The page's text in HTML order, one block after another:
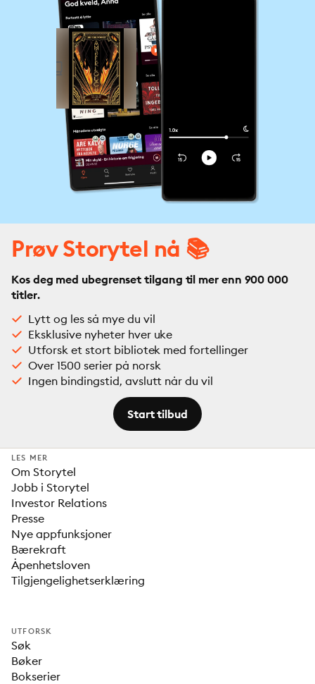
Prøv Storytel nå 📚
Kos deg med ubegrenset tilgang til mer enn 900 000
titler.
Lytt og les så mye du vil
Eksklusive nyheter hver uke
Utforsk et stort bibliotek med fortellinger
Over 1500 serier på norsk
Ingen bindingstid, avslutt når du vil
Start tilbud
LES MER
Om Storytel
Jobb i Storytel
Investor Relations
Presse
Nye appfunksjoner
Bærekraft
Åpenhetsloven
Tilgjengelighetserklæring
UTFORSK
Søk
Bøker
Bokserier